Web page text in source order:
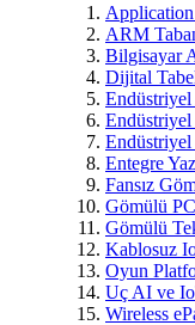
ARM
Bilgisayar
Dijital
Endüstriyel
Entegre
Fansız
Gömülü
Gömülü
Kablosuz
Oyun
Uç AI ve
Wireless